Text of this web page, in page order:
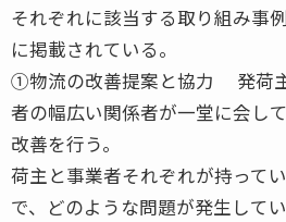
それぞれに該当する取り組み事
に掲載されている。
①物流の改善提案と協力 発荷
者の幅広い関係者が一堂に会し
改善を行う。
荷主と事業者それぞれが持って
で、どのような問題が発生して